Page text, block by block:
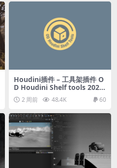
Houdini插件 – 工具架插件 O
D Houdini Shelf tools 2021
+ 教程
2 周前 48.4K 60